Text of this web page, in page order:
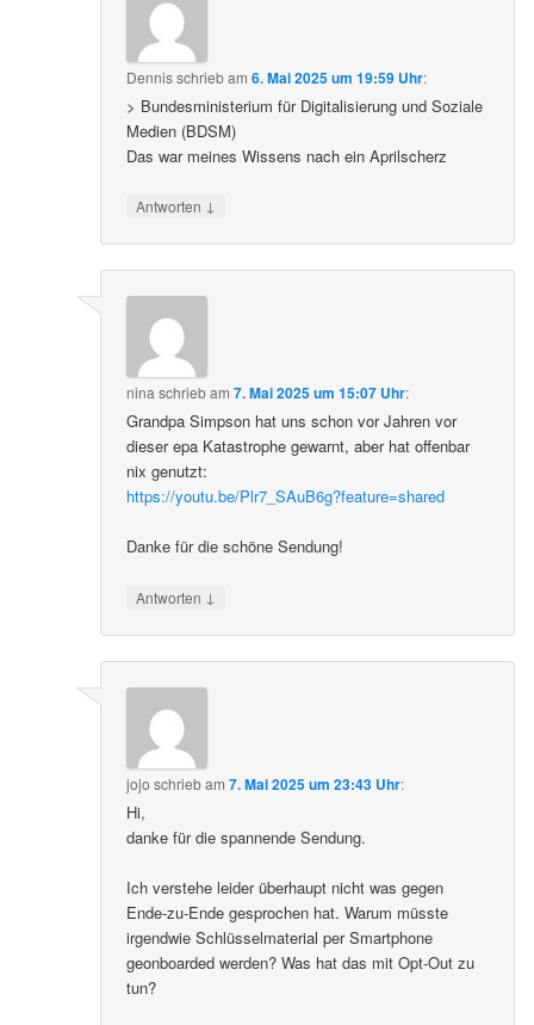
Dennisschriebam6. Mai 2025 um 19:59 Uhr:
> Bundesministerium für Digitalisierung und Soziale
Medien (BDSM)
Das war meines Wissens nach ein Aprilscherz
Antworten ↓
nina schriebam7. Mai 2025 um 15:07 Uhr:
Grandpa Simpson hat uns schon vor Jahren vor
dieser epa Katastrophe gewarnt, aber hat offenbar
nix genutzt:
https://youtu.be/Plr7_SAuB6g?feature=shared
Danke für die schöne Sendung!
Antworten ↓
jojo schriebam7. Mai 2025 um 23:43 Uhr:
Hi,
danke für die spannende Sendung.
Ich verstehe leider überhaupt nicht was gegen
Ende-zu-Ende gesprochen hat. Warum müsste
irgendwie Schlüsselmaterial per Smartphone
geonboarded werden? Was hat das mit Opt-Out zu
tun?